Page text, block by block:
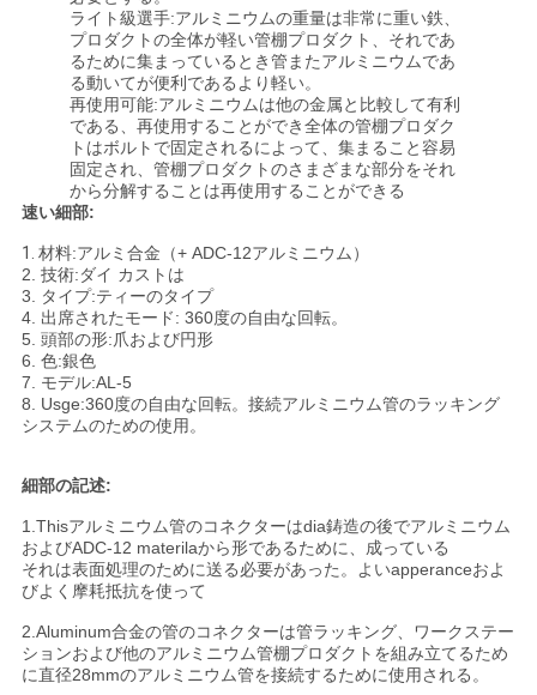
め
て
く
だ
さ
地
図
プ
ライト級選手:アルミニウムの重量は非常に重い鉄、
プロダクトの全体が軽い管棚プロダクト、それであ
るために集まっているとき管またアルミニウムであ
る動いてが便利であるより軽い。
再使用可能:アルミニウムは他の金属と比較して有利
である、再使用することができ全体の管棚プロダク
トはボルトで固定されるによって、集まること容易
固定され、管棚プロダクトのさまざまな部分をそれ
から分解することは再使用することができる
速い細部:
1. 材料:アルミ合金（+ ADC-12アルミニウム）
2. 技術:ダイ カストは
3. タイプ:ティーのタイプ
4. 出席されたモード: 360度の自由な回転。
5. 頭部の形:爪および円形
6. 色:銀色
7. モデル:AL-5
8. Usge:360度の自由な回転。接続アルミニウム管のラッキング
システムのための使用。
細部の記述:
1.Thisアルミニウム管のコネクターはdia鋳造の後でアルミニウム
およびADC-12 materilaから形であるために、成っている
それは表面処理のために送る必要があった。よいapperanceおよ
びよく摩耗抵抗を使って
2.Aluminum合金の管のコネクターは管ラッキング、ワークステー
ションおよび他のアルミニウム管棚プロダクトを組み立てるため
に直径28mmのアルミニウム管を接続するために使用される。